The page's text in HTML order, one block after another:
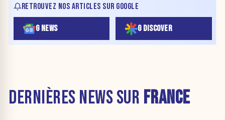
RETROUVEZ NOS ARTICLES SUR GOOGLE
G NEWS G DISCOVER
DERNIÈRES NEWS SUR FRANCE